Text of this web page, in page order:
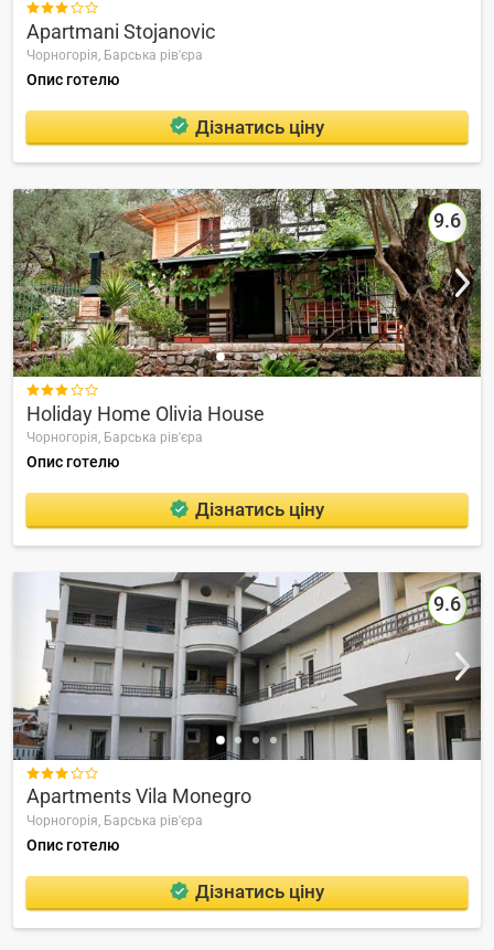

Apartmani Stojanovic
Чорногорія, Барська рів'єра
Опис готелю
Дізнатись ціну
9.6

Holiday Home Olivia House
Чорногорія, Барська рів'єра
Опис готелю
Дізнатись ціну
9.6

Apartments Vila Monegro
Чорногорія, Барська рів'єра
Опис готелю
Дізнатись ціну